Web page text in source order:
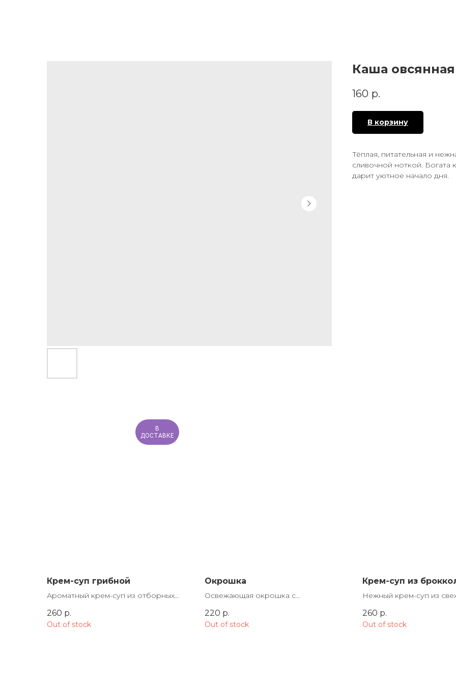
Каша овсянная
160 р.
В корзину
Тёплая, питательная и
сливочной ноткой. Богата
дарит уютное начало дня.
В
ДОСТАВКЕ
Крем-суп грибной
Ароматный крем-суп из отборных
бархатистая текстура и глубокий
грибной вкус — уют в каждой
260 р.
Out of stock
Окрошка
Освежающая окрошка с
картофелем, яйцом, зеленью и
колбаской.
220 р.
Out of stock
Крем-суп из
Нежный крем-суп из
оттенком. Бархатистая
насыщенный вкус и
260 р.
Out of stock